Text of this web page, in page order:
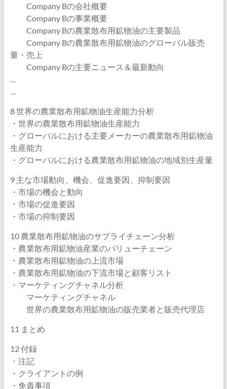
Company Bの会社概要
Company Bの事業概要
Company Bの農業散布用鉱物油の主要製品
Company Bの農業散布用鉱物油のグローバル販売
量・売上
Company Bの主要ニュース＆最新動向
…
…
8 世界の農業散布用鉱物油生産能力分析
・世界の農業散布用鉱物油生産能力
・グローバルにおける主要メーカーの農業散布用鉱物油
生産能力
・グローバルにおける農業散布用鉱物油の地域別生産量
9 主な市場動向、機会、促進要因、抑制要因
・市場の機会と動向
・市場の促進要因
・市場の抑制要因
10 農業散布用鉱物油のサプライチェーン分析
・農業散布用鉱物油産業のバリューチェーン
・農業散布用鉱物油の上流市場
・農業散布用鉱物油の下流市場と顧客リスト
・マーケティングチャネル分析
マーケティングチャネル
世界の農業散布用鉱物油の販売業者と販売代理店
11 まとめ
12 付録
・注記
・クライアントの例
・免責事項